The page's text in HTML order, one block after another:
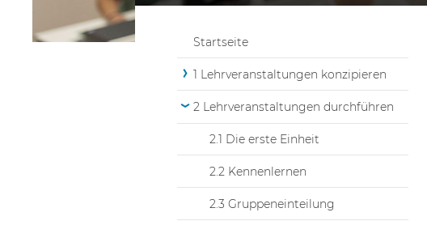
Startseite
1 Lehrveranstaltungen konzipieren
2 Lehrveranstaltungen durchführen
2.1 Die erste Einheit
2.2 Kennenlernen
2.3 Gruppeneinteilung